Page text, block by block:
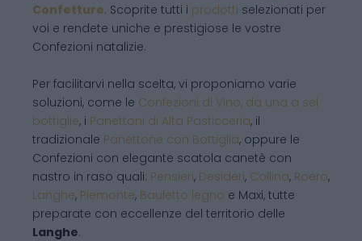
Confetture. Scoprite tutti i prodotti selezionati per
voi e rendete uniche e prestigiose le vostre
Confezioni natalizie.
Per facilitarvi nella scelta, vi proponiamo varie
soluzioni, come le Confezioni di Vino, da una a sei
bottiglie, i Panettoni di Alta Pasticceria, il
tradizionale Panettone con Bottiglia, oppure le
Confezioni con elegante scatola canetè con
nastro in raso quali: Pensieri, Desideri, Collina, Roero,
Langhe, Piemonte, Bauletto legno e Maxi, tutte
preparate con eccellenze del territorio delle
Langhe.